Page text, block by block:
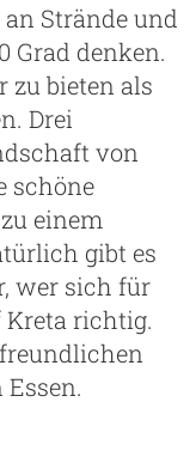
Strände und
Grad denken.
zu bieten als
Drei
von
schöne
einem
gibt es
wer sich für
Kreta richtig.